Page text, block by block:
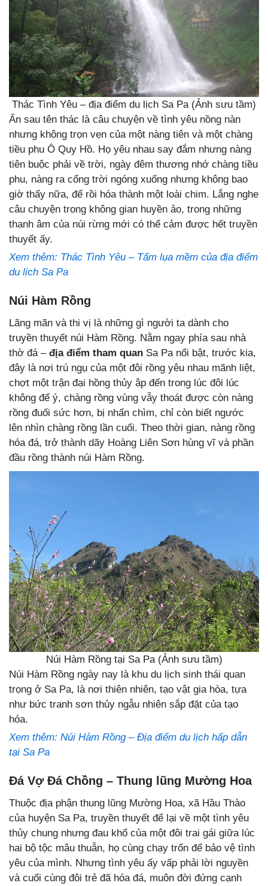
Thác Tình Yêu – địa điểm du lịch Sa Pa (Ảnh sưu tầm)
Ẩn sau tên thác là câu chuyện về tình yêu nồng nàn
nhưng không trọn vẹn của một nàng tiên và một chàng
tiều phu Ô Quy Hồ. Họ yêu nhau say đắm nhưng nàng
tiên buộc phải về trời, ngày đêm thương nhớ chàng tiều
phu, nàng ra cổng trời ngóng xuống nhưng không bao
giờ thấy nữa, để rồi hóa thành một loài chim. Lắng nghe
câu chuyện trong không gian huyền ảo, trong những
thanh âm của núi rừng mới có thể cảm được hết truyền
thuyết ấy.
Xem thêm: Thác Tình Yêu – Tấm lụa mềm của địa điểm
du lịch Sa Pa
Núi Hàm Rồng
Lãng mãn và thi vị là những gì người ta dành cho
truyền thuyết núi Hàm Rồng. Nằm ngay phía sau nhà
thờ đá – địa điểm tham quan Sa Pa nổi bật, trước kia,
đây là nơi trú ngụ của một đôi rồng yêu nhau mãnh liệt,
chợt một trận đại hồng thủy ập đến trong lúc đôi lúc
không để ý, chàng rồng vùng vẫy thoát được còn nàng
rồng đuối sức hơn, bị nhấn chìm, chỉ còn biết ngước
lên nhìn chàng rồng lần cuối. Theo thời gian, nàng rồng
hóa đá, trở thành dãy Hoàng Liên Sơn hùng vĩ và phần
đầu rồng thành núi Hàm Rồng.
Núi Hàm Rồng tại Sa Pa (Ảnh sưu tầm)
Núi Hàm Rồng ngày nay là khu du lịch sinh thái quan
trọng ở Sa Pa, là nơi thiên nhiên, tạo vật gia hòa, tựa
như bức tranh sơn thủy ngẫu nhiên sắp đặt của tạo
hóa.
Xem thêm: Núi Hàm Rồng – Địa điểm du lịch hấp dẫn
tại Sa Pa
Đá Vợ Đá Chồng – Thung lũng Mường Hoa
Thuộc địa phận thung lũng Mường Hoa, xã Hầu Thào
của huyện Sa Pa, truyền thuyết để lại về một tình yêu
thủy chung nhưng đau khổ của một đôi trai gái giữa lúc
hai bộ tộc mâu thuẫn, họ cùng chạy trốn để bảo vệ tình
yêu của mình. Nhưng tình yêu ấy vấp phải lời nguyền
và cuối cùng đôi trẻ đã hóa đá, muôn đời đứng cạnh